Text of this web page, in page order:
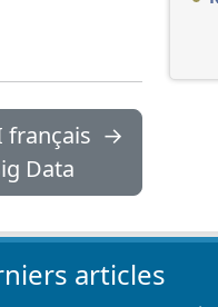
français
Data
→
articles